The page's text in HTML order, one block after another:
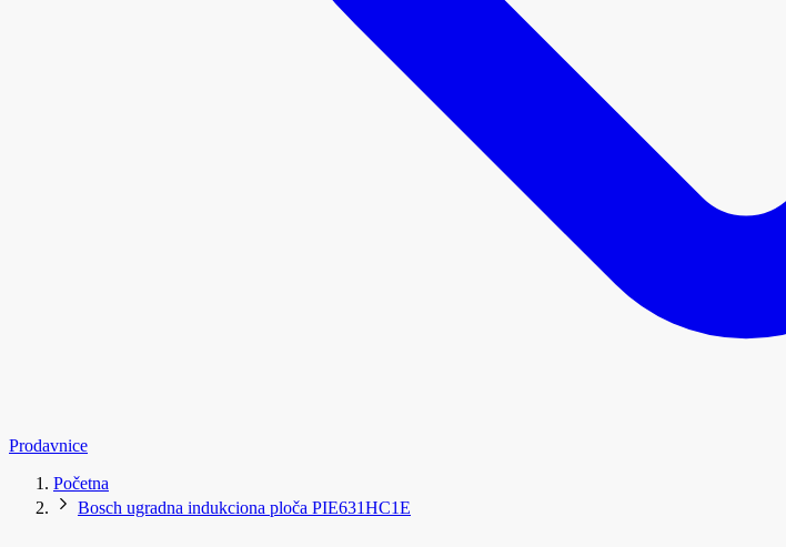
Prodavnice
Početna
Bosch ugradna indukciona ploča PIE631HC1E